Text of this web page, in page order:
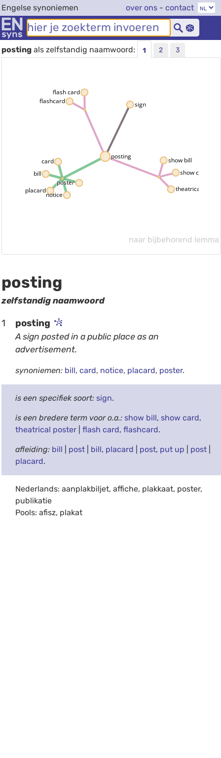
Engelse synoniemen over ons - contact
postingals zelfstandig naamwoord: 1 2 3
posting
bill
card
notice
placard
poster
sign
show bill
show card
theatrical poster
flash card
flashcard
naar bijbehorend lemma
posting
zelfstandig naamwoord
1 posting
A sign posted in a public place as an
advertisement.
synoniemen: bill, card, notice, placard, poster.
is een specifiek soort: sign.
is een bredere term voor o.a.: show bill, show card,
theatrical poster| flash card, flashcard.
afleiding: bill post| bill, placard post, put up post|
placard.
Nederlands: aanplakbiljet, affiche, plakkaat, poster,
publikatie
Pools: afisz, plakat